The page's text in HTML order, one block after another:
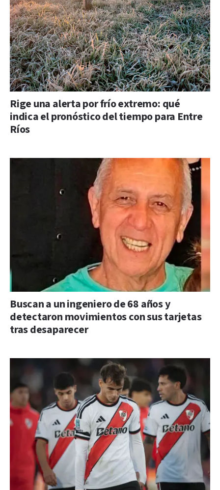
Rige una alerta por frío extremo: qué
indica el pronóstico del tiempo para Entre
Ríos
Buscan a un ingeniero de 68 años y
detectaron movimientos con sus tarjetas
tras desaparecer